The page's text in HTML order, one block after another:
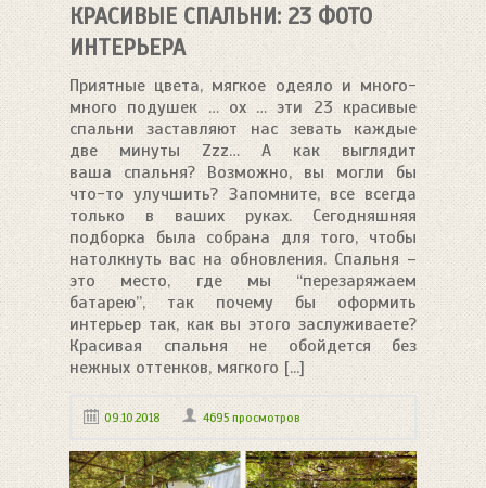
КРАСИВЫЕ СПАЛЬНИ: 23 ФОТО
ИНТЕРЬЕРА
Приятные цвета, мягкое одеяло и много-
много подушек … ох … эти 23 красивые
спальни заставляют нас зевать каждые
две минуты Zzz… А как выглядит
ваша спальня? Возможно, вы могли бы
что-то улучшить? Запомните, все всегда
только в ваших руках. Сегодняшняя
подборка была собрана для того, чтобы
натолкнуть вас на обновления. Спальня –
это место, где мы “перезаряжаем
батарею”, так почему бы оформить
интерьер так, как вы этого заслуживаете?
Красивая спальня не обойдется без
нежных оттенков, мягкого [...]
09.10.2018 4695 просмотров